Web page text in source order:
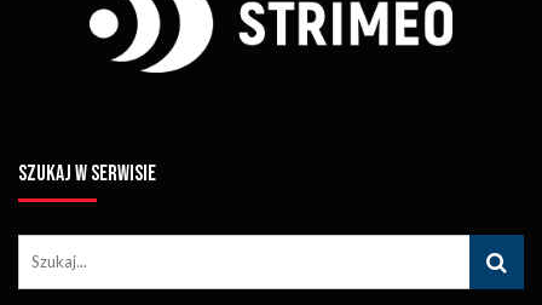
SZUKAJ W SERWISIE